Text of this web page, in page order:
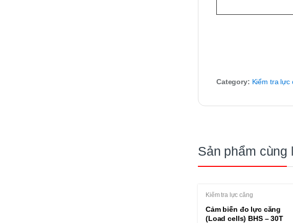
Category: Kiểm tra lực
Sản phẩm cùng
Kiểm tra lực căng
Cảm biến đo lực căng
(Load cells) BHS – 30T